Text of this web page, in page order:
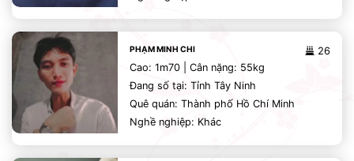
26
PHẠM MINH CHI
Cao: 1m70 | Cân nặng: 55kg
Đang số tại: Tỉnh Tây Ninh
Quê quán: Thành phố Hồ Chí Minh
Nghề nghiệp: Khác